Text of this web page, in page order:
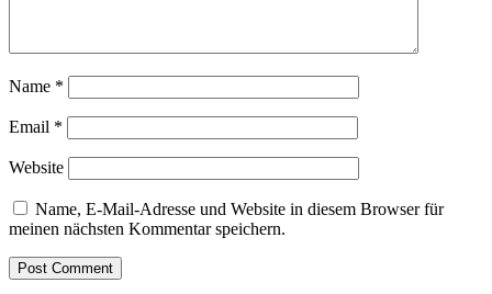
Name *
Email *
Website
Name, E-Mail-Adresse und Website in diesem Browser für
meinen nächsten Kommentar speichern.